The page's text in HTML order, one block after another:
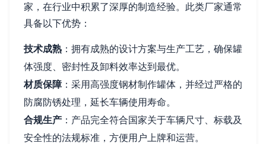
家，在行业中积累了深厚的制造经验。此类厂家通常
具备以下优势：
技术成熟 ：拥有成熟的设计方案与生产工艺，确保罐
体强度、密封性及卸料效率达到最优。
材质保障：采用高强度钢材制作罐体，并经过严格的
防腐防锈处理，延长车辆使用寿命。
合规生产 ：产品完全符合国家关于车辆尺寸、标载及
安全性的法规标准，方便用户上牌和运营。